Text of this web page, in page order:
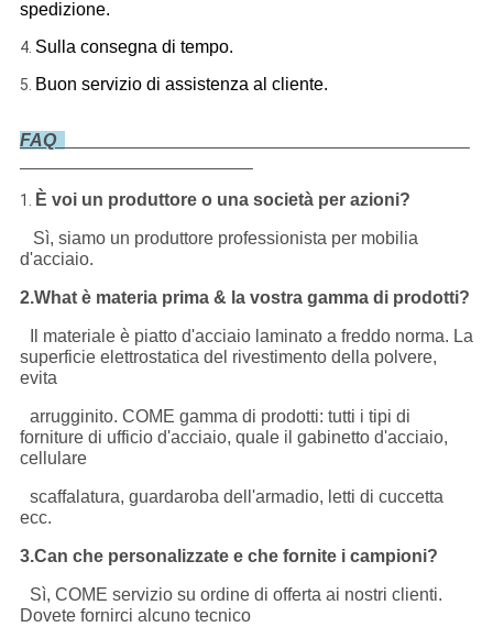
spedizione.
4. Sulla consegna di tempo.
5. Buon servizio di assistenza al cliente.
FAQ
1. È voi un produttore o una società per azioni?
Sì, siamo un produttore professionista per mobilia
d'acciaio.
2.What è materia prima & la vostra gamma di prodotti?
Il materiale è piatto d'acciaio laminato a freddo norma. La
superficie elettrostatica del rivestimento della polvere,
evita
arrugginito. COME gamma di prodotti: tutti i tipi di
forniture di ufficio d'acciaio, quale il gabinetto d'acciaio,
cellulare
scaffalatura, guardaroba dell'armadio, letti di cuccetta
ecc.
3.Can che personalizzate e che fornite i campioni?
Sì, COME servizio su ordine di offerta ai nostri clienti.
Dovete fornirci alcuno tecnico